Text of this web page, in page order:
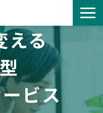
問
覧
由
える
ビス